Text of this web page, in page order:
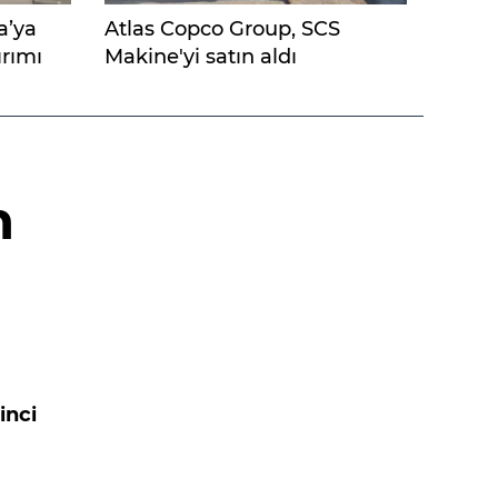
Atlas Copco Group, SCS
Makine'yi satın aldı